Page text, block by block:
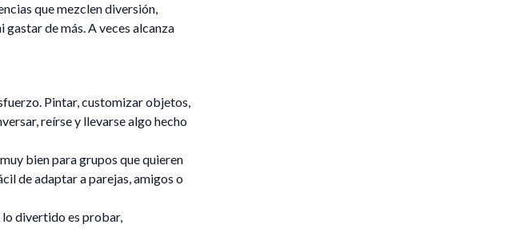
que mezclen diversión,
de más. A veces alcanza
Pintar, customizar objetos,
reírse y llevarse algo hecho
bien para grupos que quieren
de adaptar a parejas, amigos o
lo divertido es probar,